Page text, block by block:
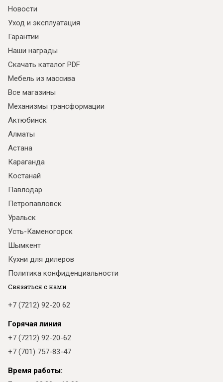
Новости
Уход и эксплуатация
Гарантии
Наши награды
Скачать каталог PDF
Мебель из массива
Все магазины
Механизмы трансформации
Актюбинск
Алматы
Астана
Караганда
Костанай
Павлодар
Петропавловск
Уральск
Усть-Каменогорск
Шымкент
Кухни для дилеров
Политика конфиденциальности
Связаться с нами
+7 (7212) 92-20 62
Горячая линия
+7 (7212) 92-20-62
+7 (701) 757-83-47
Время работы: